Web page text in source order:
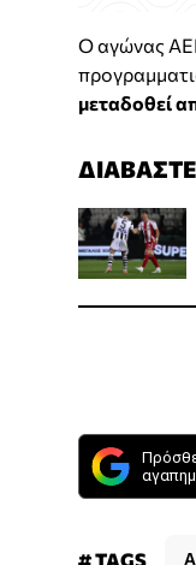
Ο αγώνας
μεταδοθεί
# TAGS